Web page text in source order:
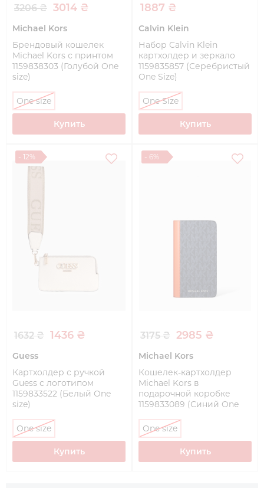
3206 ₴ 3014 ₴
Michael Kors
Брендовый кошелек
Michael Kors с принтом
1159838303 (Голубой One
size)
One size
Купить
1887 ₴
Calvin Klein
Набор Calvin Klein
картхолдер и зеркало
1159835857 (Серебристый
One Size)
One Size
Купить
- 12%
1632 ₴ 1436 ₴
Guess
Картхолдер с ручкой
Guess с логотипом
1159833522 (Белый One
size)
One size
Купить
- 6%
3175 ₴ 2985 ₴
Michael Kors
Кошелек-картхолдер
Michael Kors в
подарочной коробке
1159833089 (Синий One
One size
Купить